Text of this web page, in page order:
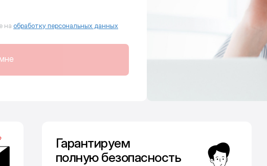
на обработку персональных данных
Гарантируем
полную безопасность